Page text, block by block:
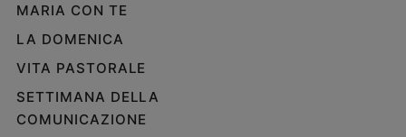
MARIA CON TE
LA DOMENICA
VITA PASTORALE
SETTIMANA DELLA
COMUNICAZIONE